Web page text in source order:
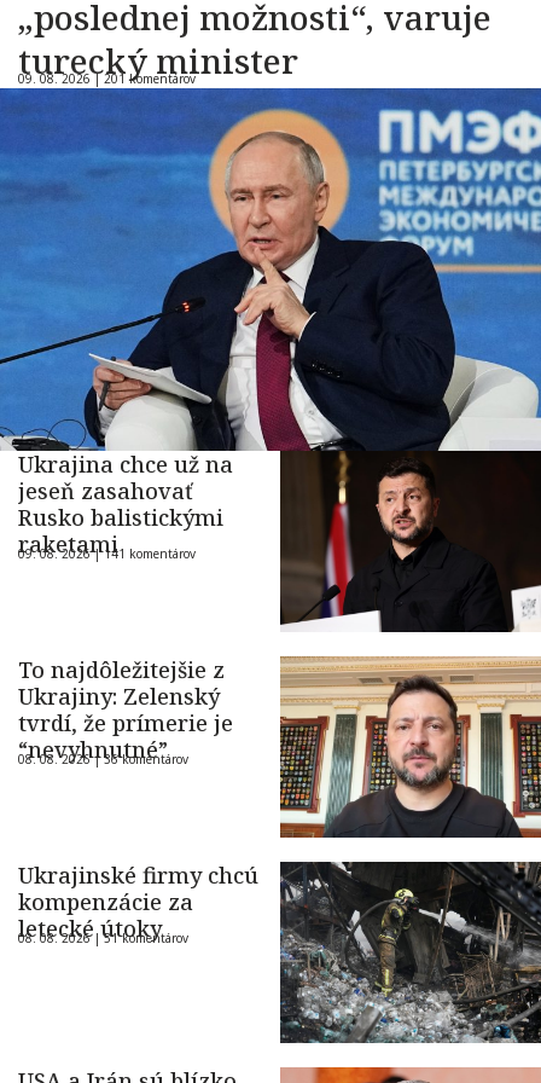
„poslednej možnosti“, varuje
turecký minister
09. 08. 2026 |201 komentárov
Ukrajina chce už na
jeseň zasahovať
Rusko balistickými
raketami
09. 08. 2026 |141 komentárov
To najdôležitejšie z
Ukrajiny: Zelenský
tvrdí, že prímerie je
“nevyhnutné”
08. 08. 2026 |36 komentárov
Ukrajinské firmy chcú
kompenzácie za
letecké útoky
08. 08. 2026 |51 komentárov